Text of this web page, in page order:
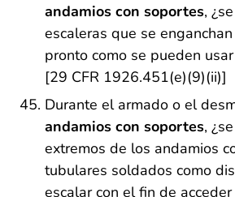
andamios con soportes,
escaleras que se
pronto como se pueden
[29 CFR 1926.451(e)(9)(ii)]
Durante el armado o el
andamios con soportes,
extremos de los andamios
tubulares soldados como
escalar con el fin de